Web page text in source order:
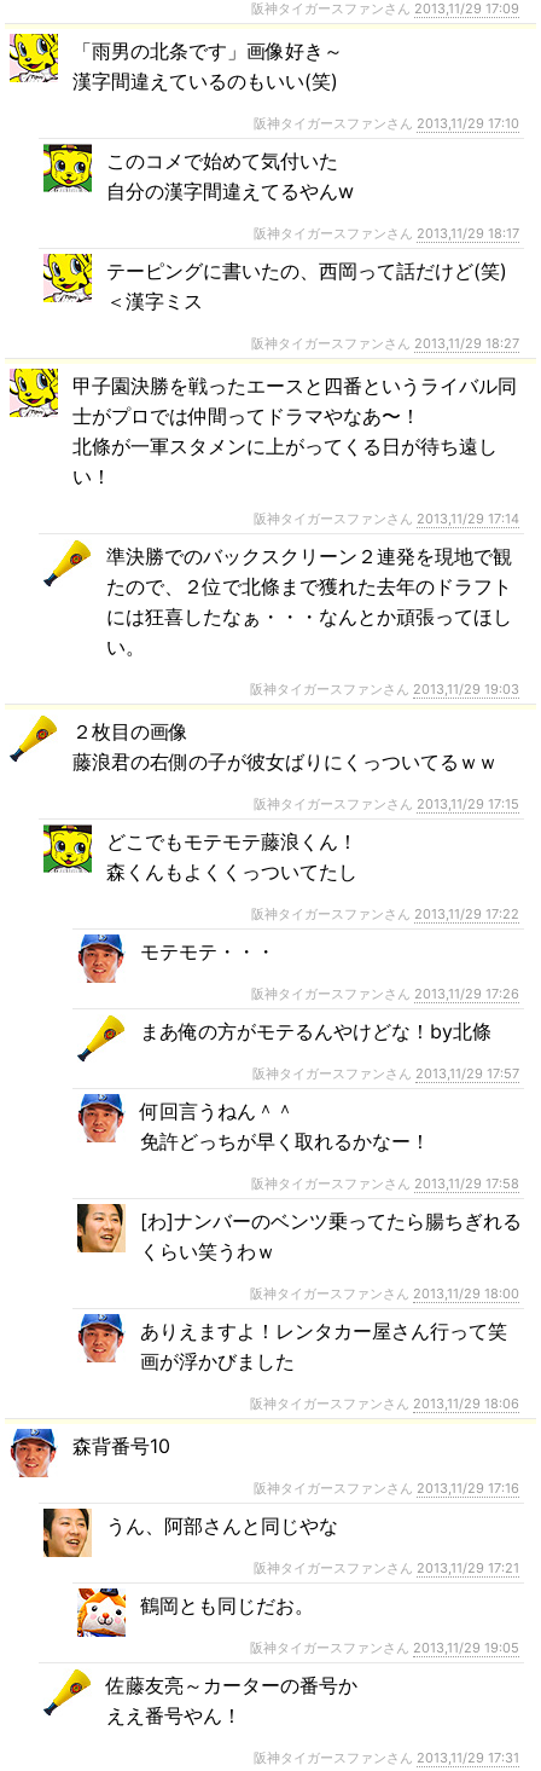
阪神タイガースファンさん 2013,11/29 17:09
「雨男の北条です」画像好き～
漢字間違えているのもいい(笑)
阪神タイガースファンさん 2013,11/29 17:10
このコメで始めて気付いた
自分の漢字間違えてるやんw
阪神タイガースファンさん 2013,11/29 18:17
テーピングに書いたの、西岡って話だけど(笑)
＜漢字ミス
阪神タイガースファンさん 2013,11/29 18:27
甲子園決勝を戦ったエースと四番というライバル同
士がプロでは仲間ってドラマやなあ〜！
北條が一軍スタメンに上がってくる日が待ち遠し
い！
阪神タイガースファンさん 2013,11/29 17:14
準決勝でのバックスクリーン２連発を現地で観
たので、２位で北條まで獲れた去年のドラフト
には狂喜したなぁ・・・なんとか頑張ってほし
い。
阪神タイガースファンさん 2013,11/29 19:03
２枚目の画像
藤浪君の右側の子が彼女ばりにくっついてるｗｗ
阪神タイガースファンさん 2013,11/29 17:15
どこでもモテモテ藤浪くん！
森くんもよくくっついてたし
阪神タイガースファンさん 2013,11/29 17:22
モテモテ・・・
阪神タイガースファンさん 2013,11/29 17:26
まあ俺の方がモテるんやけどな！by北條
阪神タイガースファンさん 2013,11/29 17:57
何回言うねん＾＾
免許どっちが早く取れるかなー！
阪神タイガースファンさん 2013,11/29 17:58
[わ]ナンバーのベンツ乗ってたら腸ちぎれる
くらい笑うわｗ
阪神タイガースファンさん 2013,11/29 18:00
ありえますよ！レンタカー屋さん行って笑
画が浮かびました
阪神タイガースファンさん 2013,11/29 18:06
森背番号10
阪神タイガースファンさん 2013,11/29 17:16
うん、阿部さんと同じやな
阪神タイガースファンさん 2013,11/29 17:21
鶴岡とも同じだお。
阪神タイガースファンさん 2013,11/29 19:05
佐藤友亮～カーターの番号か
ええ番号やん！
阪神タイガースファンさん 2013,11/29 17:31